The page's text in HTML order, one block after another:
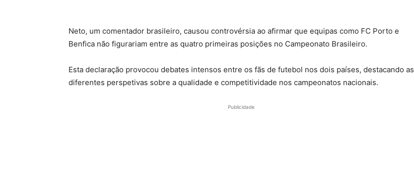
Neto, um comentador brasileiro, causou controvérsia ao afirmar que equipas como FC Porto e
Benfica não figurariam entre as quatro primeiras posições no Campeonato Brasileiro.
Esta declaração provocou debates intensos entre os fãs de futebol nos dois países, destacando as
diferentes perspetivas sobre a qualidade e competitividade nos campeonatos nacionais.
Publicidade